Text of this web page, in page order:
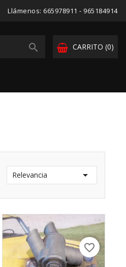
Llámenos: 665978911 - 965184914
CARRITO (0)

Relevancia 
favorite_border